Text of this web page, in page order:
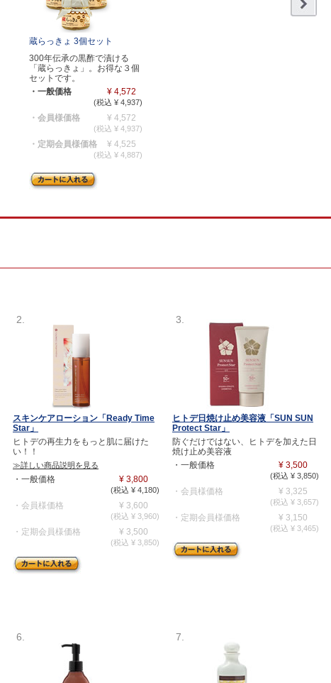
蔵らっきょ 3個セット
300年伝承の黒酢で漬ける
「蔵らっきょ」。お得な３個
セットです。
・一般価格
¥ 4,572
(税込 ¥ 4,937)
・会員様価格 ¥ 4,572
(税込 ¥ 4,937)
・定期会員様価格 ¥ 4,525
(税込 ¥ 4,887)
2.
スキンケアローション「Ready Time
Star」
ヒトデの再生力をもっと肌に届けた
い！！
≫詳しい商品説明を見る
・一般価格 ¥ 3,800
(税込 ¥ 4,180)
・会員様価格 ¥ 3,600
(税込 ¥ 3,960)
・定期会員様価格 ¥ 3,500
(税込 ¥ 3,850)
3.
ヒトデ日焼け止め美容液「SUN SUN
Protect Star」
防ぐだけではない、ヒトデを加えた日
焼け止め美容液
・一般価格
¥ 3,500
(税込 ¥ 3,850)
・会員様価格 ¥ 3,325
(税込 ¥ 3,657)
・定期会員様価格 ¥ 3,150
(税込 ¥ 3,465)
6. 7.